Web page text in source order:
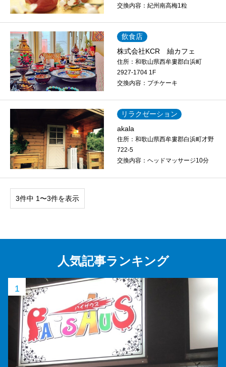
交換内容： 紀州南高梅1粒
飲食店
株式会社KCR 紬カフェ
住所： 和歌山県西牟婁郡白浜町
2927-1704 1F
交換内容： プチケーキ
リラクゼーション
akala
住所： 和歌山県西牟婁郡白浜町才野
722-5
交換内容： ヘッドマッサージ10分
3件中 1〜3件を表示
人気記事ランキング
1